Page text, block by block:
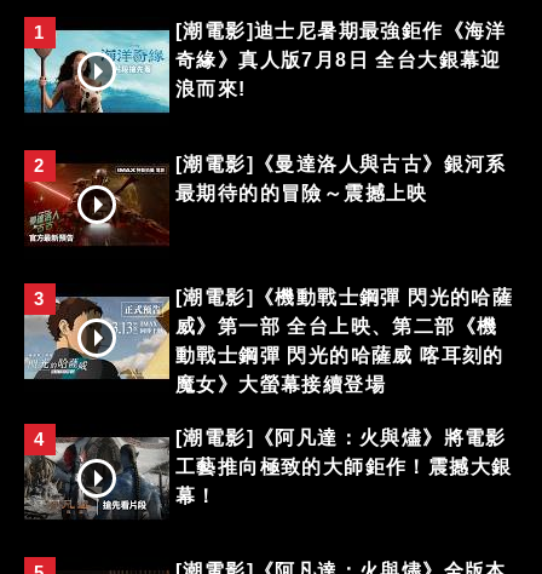
1
[潮電影]迪士尼暑期最強鉅作《海洋
奇緣》真人版7月8日 全台大銀幕迎
浪而來!
2
[潮電影]《曼達洛人與古古》銀河系
最期待的的冒險～震撼上映
3
[潮電影]《機動戰士鋼彈 閃光的哈薩
威》第一部 全台上映、第二部《機
動戰士鋼彈 閃光的哈薩威 喀耳刻的
魔女》大螢幕接續登場
4
[潮電影]《阿凡達：火與燼》將電影
工藝推向極致的大師鉅作！震撼大銀
幕！